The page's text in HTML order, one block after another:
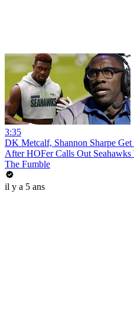
3:35
DK Metcalf, Shannon Sharpe
After HOFer Calls Out Seahawks
The Fumble
il y a 5 ans